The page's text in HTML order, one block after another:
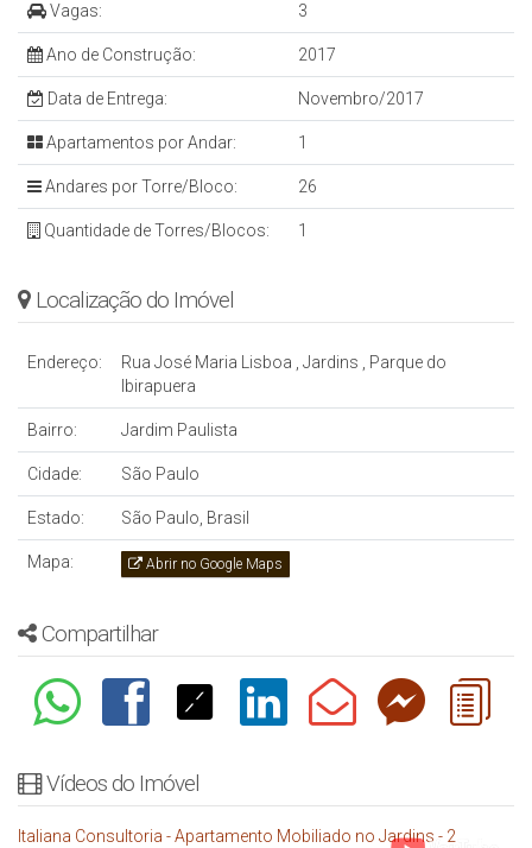
Vagas: 3
Ano de Construção: 2017
Data de Entrega: Novembro/2017
Apartamentos por Andar: 1
Andares por Torre/Bloco: 26
Quantidade de Torres/Blocos: 1
Localização do Imóvel
Endereço: Rua José Maria Lisboa , Jardins , Parque do
Ibirapuera
Bairro: Jardim Paulista
Cidade: São Paulo
Estado: São Paulo, Brasil
Mapa: Abrir no Google Maps
Compartilhar
Vídeos do Imóvel
Italiana Consultoria - Apartamento Mobiliado no Jardins - 2